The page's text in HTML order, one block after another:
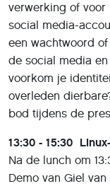
verwerking of voor
social media-
een wachtwoord
de social media
voorkom je
overleden
bod tijdens de
13:30 - 15:30
Na de lunch om
Demo van Giel